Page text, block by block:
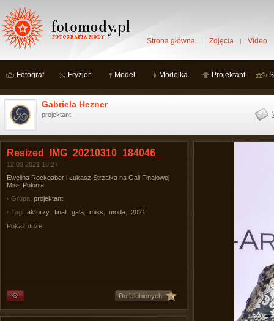
Strona główna Zdjęcia Video
Fotograf Fryzjer Model Modelka Projektant
Gabriela Hezner
projektant
Resized_IMG_20210310_184046_
12.03.2021 18:27
Ewelina Rockgaber i Łukasz Strzałka na Gali Finałowej
Miss Polonia
Grupa: projektant
Tagi: aktorzy, finał, gala miss moda
2021
Pokaż duże
Do Ulubionych